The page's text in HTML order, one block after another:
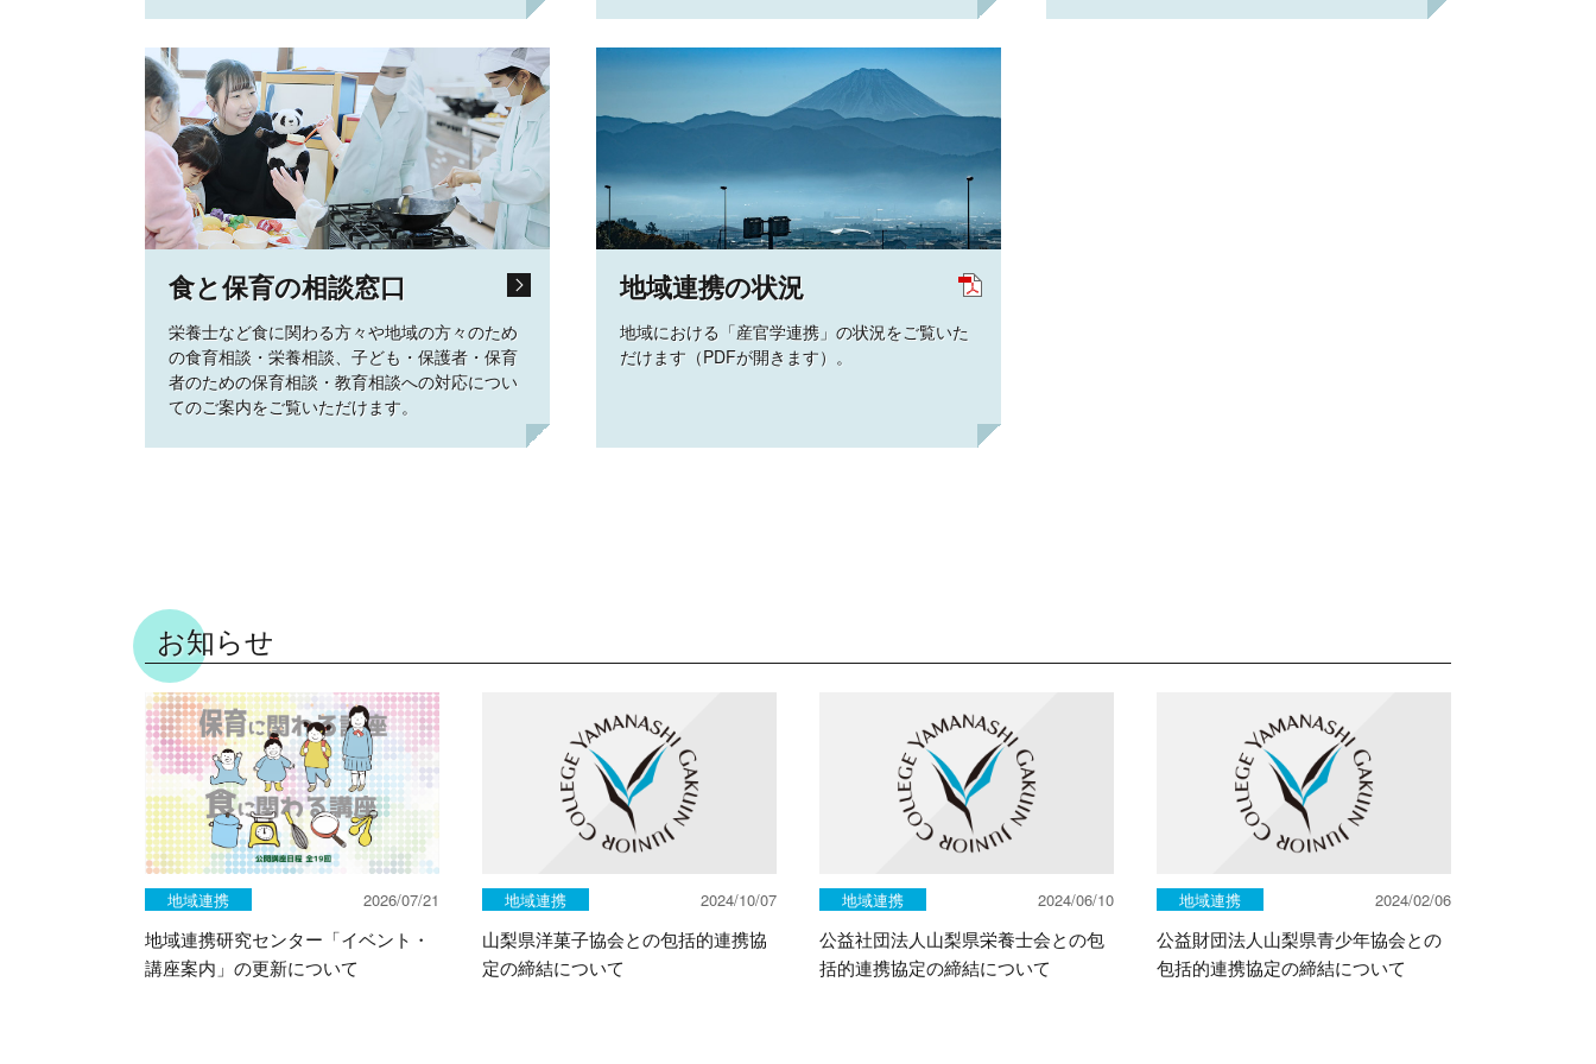
食と保育の相談窓口
栄養士など食に関わる方々や地域の方々のため
の食育相談・栄養相談、子ども・保護者・保育
者のための保育相談・教育相談への対応につい
てのご案内をご覧いただけます。
地域連携の状況
地域における「産官学連携」の状況をご覧いた
だけます（PDFが開きます）。
お知らせ
地域連携 2026/07/21
地域連携研究センター「イベント・
講座案内」の更新について
地域連携 2024/10/07
山梨県洋菓子協会との包括的連携協
定の締結について
地域連携 2024/06/10
公益社団法人山梨県栄養士会との包
括的連携協定の締結について
地域連携 2024/02/06
公益財団法人山梨県青少年協会との
包括的連携協定の締結について